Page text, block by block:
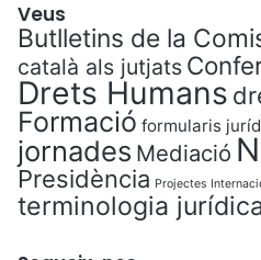
Veus
Butlletins de la
català als jutjats
Drets Humans
Formació formularis
jornades Mediació
Presidència Projectes
terminologia